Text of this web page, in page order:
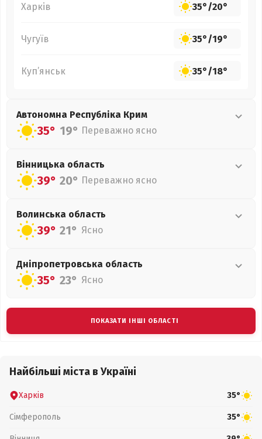
Харків 35°/20°
Чугуїв 35°/19°
Куп’янськ 35°/18°
Автономна Республіка Крим
35° 19° Переважно ясно
Вінницька область
39° 20° Переважно ясно
Волинська область
39° 21° Ясно
Дніпропетровська область
35° 23° Ясно
ПОКАЗАТИ ІНШІ ОБЛАСТІ
Найбільші міста в Україні
Харків 35°
Сімферополь 35°